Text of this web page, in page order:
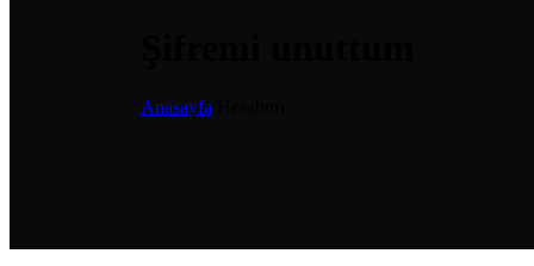
Anasayfa